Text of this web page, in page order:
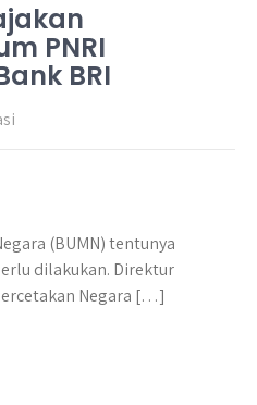
PNRI
BRI
(BUMN) tentunya
dilakukan. Direktur
Negara […]